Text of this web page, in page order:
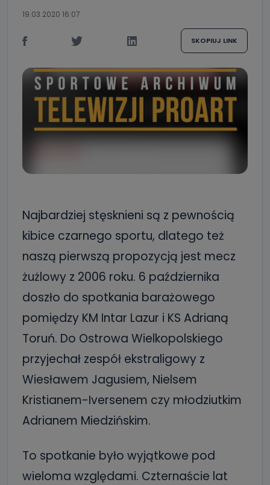
19.03.2020 16:07
SKOPIUJ LINK
Najbardziej stęsknieni są z pewnością
kibice czarnego sportu, dlatego też
naszą pierwszą propozycją jest mecz
żużlowy z 2006 roku. 6 października
doszło do spotkania barażowego
pomiędzy KM Intar Lazur i KS Adrianą
Toruń. Do Ostrowa Wielkopolskiego
przyjechał zespół ekstraligowy z
Wiesławem Jagusiem, Nielsem
Kristianem-Iversenem czy młodziutkim
Adrianem Miedzińskim.
To spotkanie było wyjątkowe pod
wieloma względami. Czternaście lat